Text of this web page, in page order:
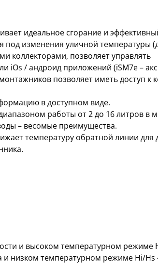
идеальное сгорание и
под изменения уличной температуры
коллекторами, позволяет управлять
iOs / андроид приложений (iSM7e –
позволяет иметь доступ
в доступном виде.
работы от 2 до 16 литров
– весомые преимущества.
температуру обратной линии
и высоком температурном режиме
низком температурном режиме Hi/Hs